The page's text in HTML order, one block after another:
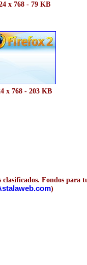
x 768 - 79 KB
x 768 - 203 KB
clasificados. Fondos para
)